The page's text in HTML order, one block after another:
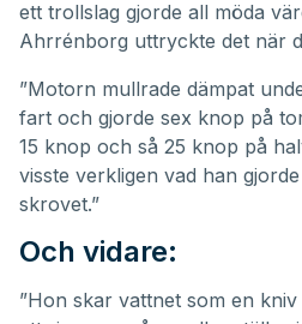
ett trollslag gjorde all möda
Ahrrénborg uttryckte det när
”Motorn mullrade dämpat
fart och gjorde sex knop på
15 knop och så 25 knop på
visste verkligen vad han
skrovet.”
Och vidare:
”Hon skar vattnet som en